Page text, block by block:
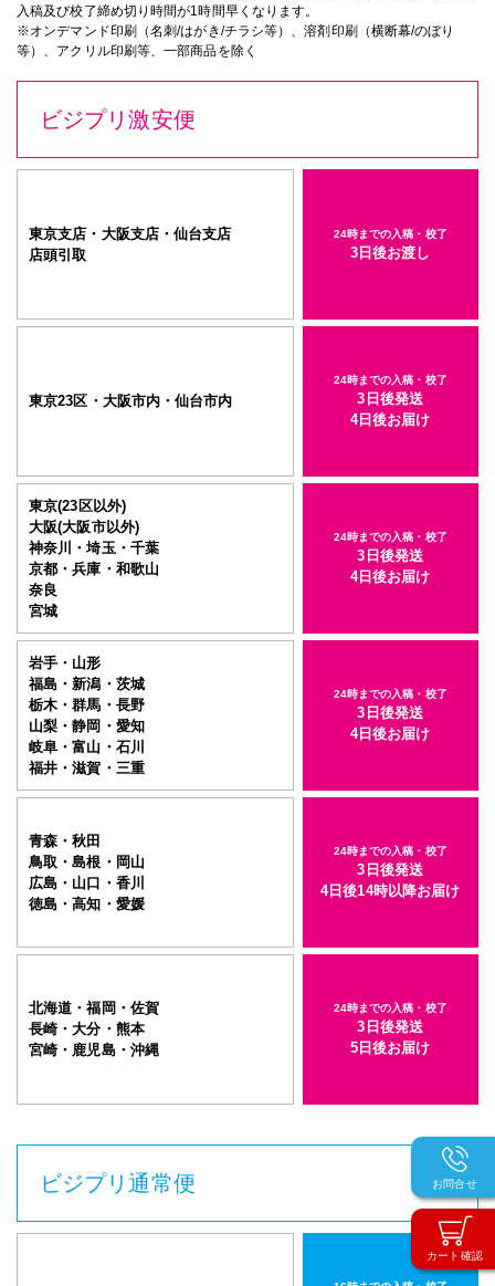
カート確認
お問合せ
入稿及び校了締め切り時間が1時間早くなります。
※オンデマンド印刷（名刺/はがき/チラシ等）、溶剤印刷（横断幕/のぼり
等）、アクリル印刷等、一部商品を除く
ビジプリ激安便
東京支店・大阪支店・仙台支店
店頭引取
24時までの入稿・校了
3日後お渡し
東京23区・大阪市内・仙台市内
24時までの入稿・校了
3日後発送
4日後お届け
東京(23区以外)
大阪(大阪市以外)
神奈川・埼玉・千葉
京都・兵庫・和歌山
奈良
宮城
24時までの入稿・校了
3日後発送
4日後お届け
岩手・山形
福島・新潟・茨城
栃木・群馬・長野
山梨・静岡・愛知
岐阜・富山・石川
福井・滋賀・三重
24時までの入稿・校了
3日後発送
4日後お届け
青森・秋田
鳥取・島根・岡山
広島・山口・香川
徳島・高知・愛媛
24時までの入稿・校了
3日後発送
4日後14時以降お届け
北海道・福岡・佐賀
長崎・大分・熊本
宮崎・鹿児島・沖縄
24時までの入稿・校了
3日後発送
5日後お届け
ビジプリ通常便